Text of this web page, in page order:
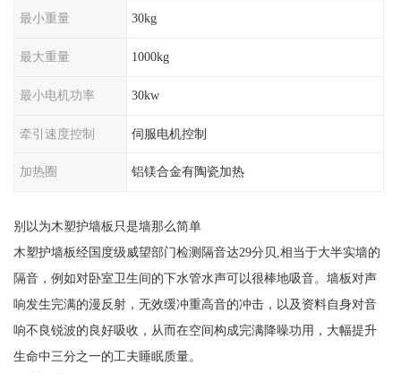
最小重量 30kg
最大重量 1000kg
最小电机功率 30kw
牵引速度控制 伺服电机控制
加热圈 铝镁合金有陶瓷加热
别以为木塑护墙板只是墙那么简单
木塑护墙板经国度级威望部门检测隔音达29分贝,相当于大半实墙的
隔音，例如对卧室卫生间的下水管水声可以很棒地吸音。墙板对声
响发生完满的漫反射，无效缓冲重高音的冲击，以及资料自身对音
响不良锐波的良好吸收，从而在空间构成完满降噪功用，大幅提升
生命中三分之一的工夫睡眠质量。